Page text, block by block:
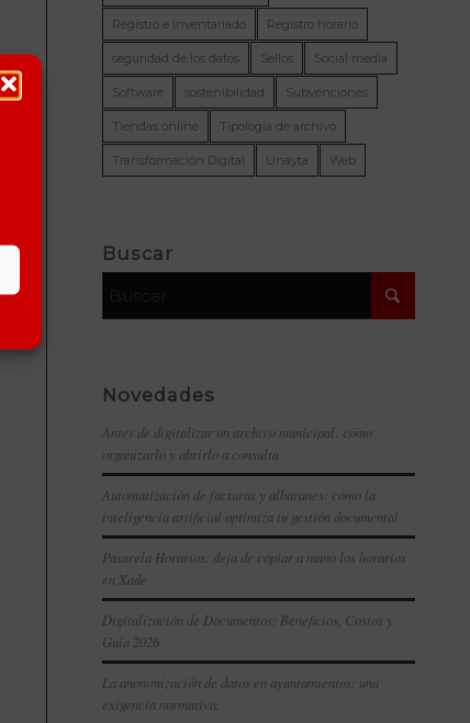
Registro e inventariado Registro horario
seguridad de los datos Sellos Social media
Software sostenibilidad Subvenciones
Tiendas online Tipología de archivo
Transformación Digital Unayta Web
Buscar
Novedades
Antes de digitalizar un archivo municipal: cómo
organizarlo y abrirlo a consulta
Automatización de facturas y albaranes: cómo la
inteligencia artificial optimiza tu gestión documental
Pasarela Horarios: deja de copiar a mano los horarios
en Xade
Digitalización de Documentos: Beneficios, Costos y
Guía 2026
La anonimización de datos en ayuntamientos: una
exigencia normativa.